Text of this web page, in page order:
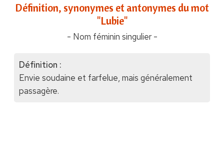
Définition, synonymes et antonymes du mot
"Lubie"
- Nom féminin singulier -
Définition :
Envie soudaine et farfelue, mais généralement
passagère.